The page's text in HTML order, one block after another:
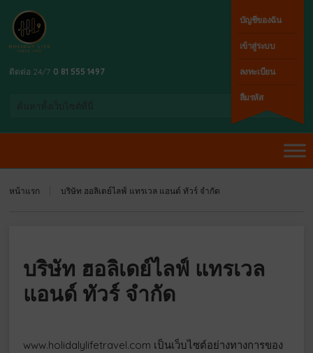
บัญชีของฉัน
เข้าสู่ระบบ
ลงทะเบียน
ลืมรหัส
ติดต่อ 24/7 0 81 555 1497
หน้าแรก บริษัท ฮอลิเดย์ไลฟ์ แทรเวล แอนด์ ทัวร์ จำกัด
บริษัท ฮอลิเดย์ไลฟ์ แทรเวล
แอนด์ ทัวร์ จำกัด
www.holidalylifetravel.com เป็นเว็บไซต์อย่างทางการของ